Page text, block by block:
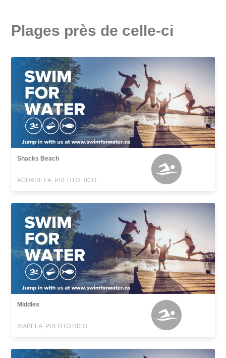
Plages près de celle-ci
Shacks Beach
AGUADILLA, PUERTO RICO
Middles
ISABELA, PUERTO RICO